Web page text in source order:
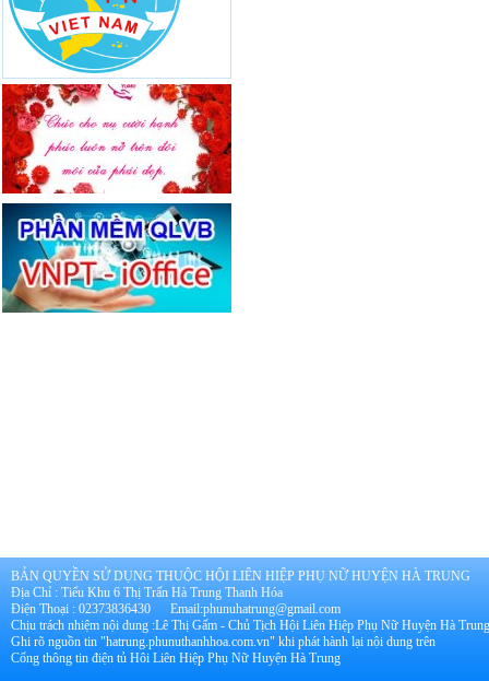
BẢN QUYỀN SỬ DỤNG THUỘC HỘI LIÊN HIỆP PHỤ NỮ HUYỆN HÀ TRUNG
Địa Chỉ : Tiểu Khu 6 Thị Trấn Hà Trung Thanh Hóa
Điện Thoại : 02373836430 Email:phunuhatrung@gmail.com
Chịu trách nhiệm nội dung :Lê Thị Gấm - Chủ Tịch Hội Liên Hiệp Phụ Nữ Huyện Hà Trung
Ghi rõ nguồn tin "hatrung.phunuthanhhoa.com.vn" khi phát hành lại nội dung trên
Cổng thông tin điện tủ Hôi Liên Hiệp Phụ Nữ Huyện Hà Trung